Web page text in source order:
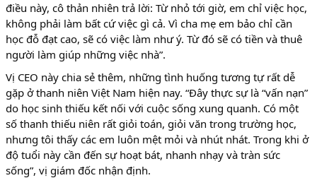
điều này, cô thản nhiên trả lời: Từ nhỏ tới giờ, em chỉ việc học,
không phải làm bất cứ việc gì cả. Vì cha mẹ em bảo chỉ cần
học đỗ đạt cao, sẽ có việc làm như ý. Từ đó sẽ có tiền và thuê
người làm giúp những việc nhà”.
Vị CEO này chia sẻ thêm, những tình huống tương tự rất dễ
gặp ở thanh niên Việt Nam hiện nay. “Đây thực sự là “vấn nạn”
do học sinh thiếu kết nối với cuộc sống xung quanh. Có một
số thanh thiếu niên rất giỏi toán, giỏi văn trong trường học,
nhưng tôi thấy các em luôn mệt mỏi và nhút nhát. Trong khi ở
độ tuổi này cần đến sự hoạt bát, nhanh nhạy và tràn sức
sống”, vị giám đốc nhận định.